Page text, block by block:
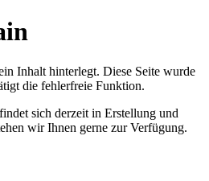
Inhalt hinterlegt. Diese Seite wurde
die fehlerfreie Funktion.
sich derzeit in Erstellung und
wir Ihnen gerne zur Verfügung.